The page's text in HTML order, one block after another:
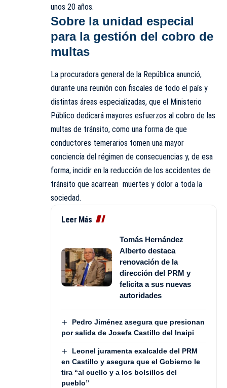
unos 20 años.
Sobre la unidad especial
para la gestión del cobro de
multas
La procuradora general de la República anunció,
durante una reunión con fiscales de todo el país y
distintas áreas especializadas, que el Ministerio
Público dedicará mayores esfuerzos al cobro de las
multas de tránsito, como una forma de que
conductores temerarios tomen una mayor
conciencia del régimen de consecuencias y, de esa
forma, incidir en la reducción de los accidentes de
tránsito que acarrean muertes y dolor a toda la
sociedad.
Leer Más
Tomás Hernández
Alberto destaca
renovación de la
dirección del PRM y
felicita a sus nuevas
autoridades
Pedro Jiménez asegura que presionan
por salida de Josefa Castillo del Inaipi
Leonel juramenta exalcalde del PRM
en Castillo y asegura que el Gobierno le
tira “al cuello y a los bolsillos del
pueblo”